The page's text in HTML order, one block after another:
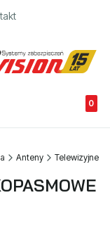
Anteny Telewizyjne